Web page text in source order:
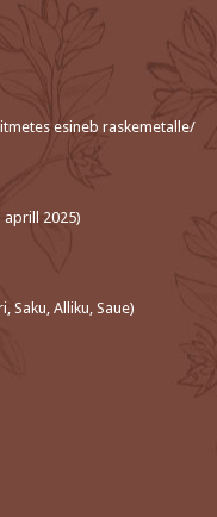
esineb raskemetalle/
2025)
Saku, Alliku, Saue)